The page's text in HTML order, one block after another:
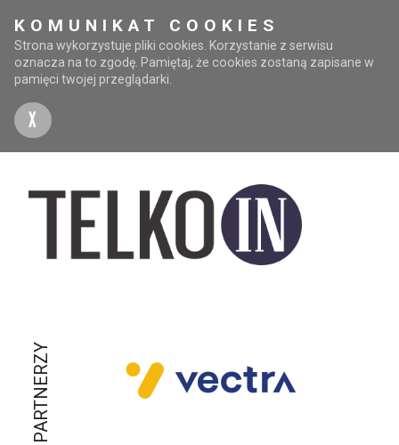
KOMUNIKAT COOKIES
Strona wykorzystuje pliki cookies. Korzystanie z serwisu
oznacza na to zgodę. Pamiętaj, że cookies zostaną zapisane w
pamięci twojej przeglądarki.
X
PARTNERZY